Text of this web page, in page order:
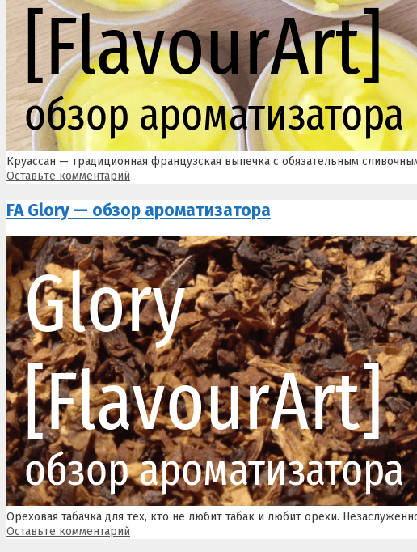
Круассан — традиционная французская выпечка с обязательным
Оставьте комментарий
FA Glory — обзор ароматизатора
Ореховая табачка для тех, кто не любит табак и любит орехи.
Оставьте комментарий